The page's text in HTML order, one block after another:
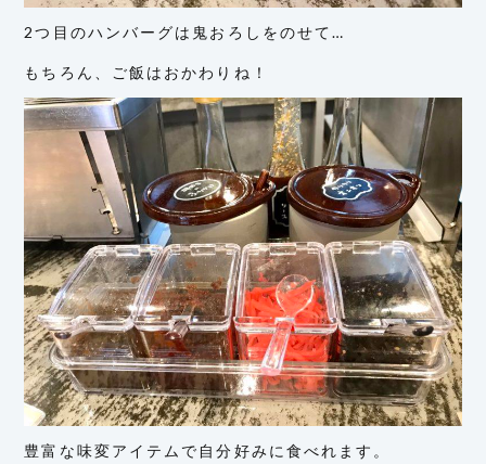
2つ目のハンバーグは鬼おろしをのせて…
もちろん、ご飯はおかわりね！
豊富な味変アイテムで自分好みに食べれます。